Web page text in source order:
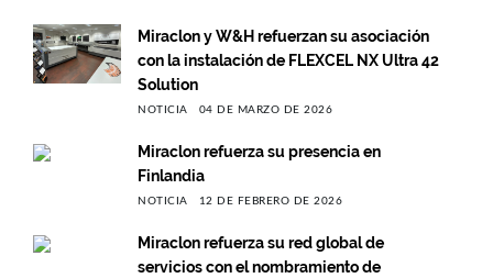
Miraclon y W&H refuerzan su asociación
con la instalación de FLEXCEL NX Ultra 42
Solution
NOTICIA 04 DE MARZO DE 2026
Miraclon refuerza su presencia en
Finlandia
NOTICIA 12 DE FEBRERO DE 2026
Miraclon refuerza su red global de
servicios con el nombramiento de